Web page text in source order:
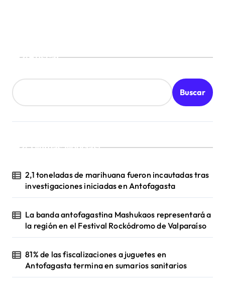
Buscar
Buscar
¡Ultimas Noticias!
2,1 toneladas de marihuana fueron incautadas tras
investigaciones iniciadas en Antofagasta
La banda antofagastina Mashukaos representará a
la región en el Festival Rockódromo de Valparaíso
81% de las fiscalizaciones a juguetes en
Antofagasta termina en sumarios sanitarios